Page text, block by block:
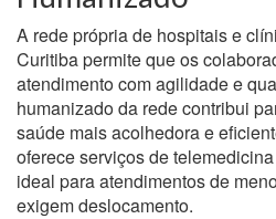
A rede própria de hospitais e
Curitiba permite que os
atendimento com agilidade e
humanizado da rede contribui
saúde mais acolhedora e
oferece serviços de
ideal para atendimentos de
exigem deslocamento.